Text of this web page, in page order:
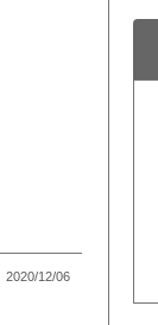
2020/12/06